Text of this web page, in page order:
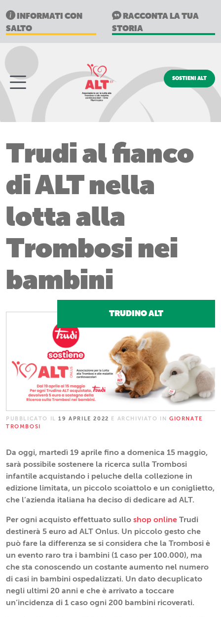
INFORMATI CON
SALTO
RACCONTA LA TUA
STORIA
SOSTIENI ALT
Trudi al fianco
di ALT nella
lotta alla
Trombosi nei
bambini
TRUDINO ALT
PUBBLICATO IL19 APRILE 2022 E ARCHIVIATO INGIORNATE
TROMBOSI
Da oggi, martedì 19 aprile fino a domenica 15 maggio,
sarà possibile sostenere la ricerca sulla Trombosi
infantile acquistando i peluche della collezione in
edizione limitata, un piccolo scoiattolo e un coniglietto,
che l’azienda italiana ha deciso di dedicare ad ALT.
Per ogni acquisto effettuato sullo shop online Trudi
destinerà 5 euro ad ALT Onlus. Un piccolo gesto che
può fare la differenza se si considera che la Trombosi è
un evento raro tra i bambini (1 caso per 100.000), ma
che sta conoscendo un costante aumento nel numero
di casi in bambini ospedalizzati. Un dato decuplicato
negli ultimi 20 anni e che è arrivato a toccare
un’incidenza di 1 caso ogni 200 bambini ricoverati.